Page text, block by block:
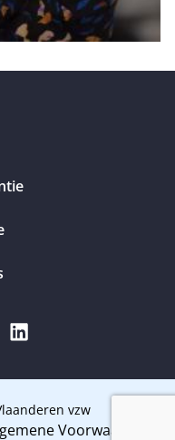
vzw
Voorwaarden